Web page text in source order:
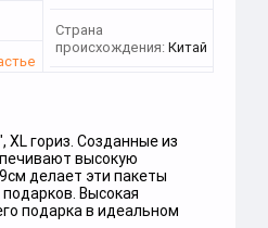
Страна
происхождения: Китай
гориз. Созданные из
высокую
делает эти пакеты
Высокая
подарка в идеальном